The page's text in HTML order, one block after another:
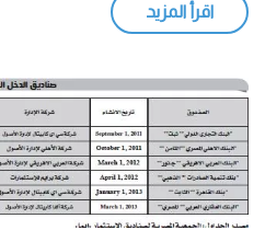
اقرأ المزيد